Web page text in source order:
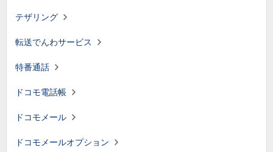
テザリング
転送でんわサービス
特番通話
ドコモ電話帳
ドコモメール
ドコモメールオプション